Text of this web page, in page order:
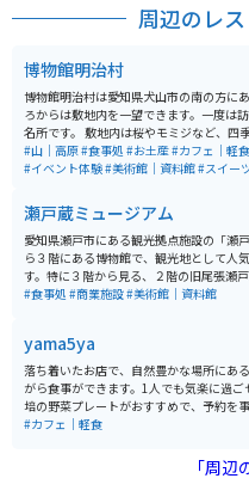
由来し、今
の湯浴み
ニメ「鬼滅
した岩に似
スポットと
周辺のレ
博物館明治村
博物館明治村は愛知県犬山市の南の方に
ろからは敷地内を一望できます。一度は
名所です。 敷地内は桜やモミジなど、四
植わっていて、桜の名所としても有名です
て、敷地内を散策できるので、博物館の
変でしたら、敷地内を走るバスや市電に乗
ます。
#山｜高原#食事処 #お土産#カフェ｜軽食
#イベント体験#美術館｜資料館#スイー
瀬戸蔵ミュージアム
愛知県瀬戸市にある観光拠点施設の「瀬
ら３階にある博物館で、観光地として人
す。特に３階から見る、２階の旧尾張瀬
く、見応えがあります。駅の隣にある、せ
#食事処 #商業施設#美術館｜資料館
yama5ya
落ち着いたお店で、自然豊かな場所にあ
がら食事ができます。1人でも気楽に過ご
培の野菜プレートがおすすめで、予約を
がいいと思います。 知る人ぞ知る場所な
#カフェ｜軽食
「周